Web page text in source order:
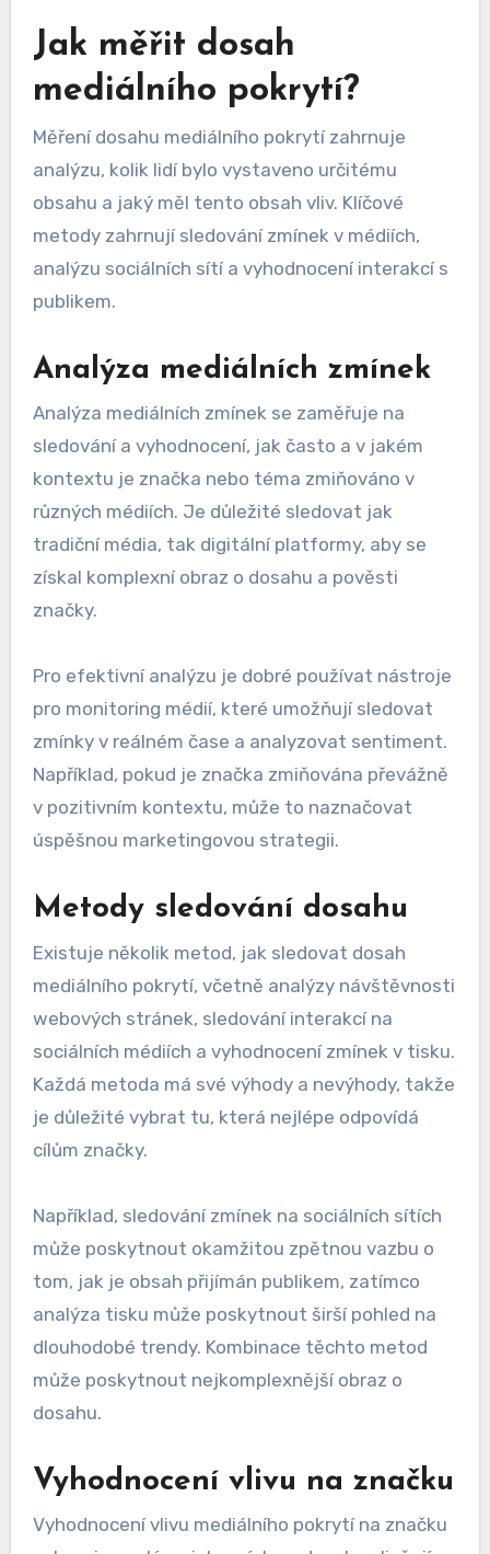
Jak měřit dosah
mediálního pokrytí?
Měření dosahu mediálního pokrytí zahrnuje
analýzu, kolik lidí bylo vystaveno určitému
obsahu a jaký měl tento obsah vliv. Klíčové
metody zahrnují sledování zmínek v médiích,
analýzu sociálních sítí a vyhodnocení interakcí s
publikem.
Analýza mediálních zmínek
Analýza mediálních zmínek se zaměřuje na
sledování a vyhodnocení, jak často a v jakém
kontextu je značka nebo téma zmiňováno v
různých médiích. Je důležité sledovat jak
tradiční média, tak digitální platformy, aby se
získal komplexní obraz o dosahu a pověsti
značky.
Pro efektivní analýzu je dobré používat nástroje
pro monitoring médií, které umožňují sledovat
zmínky v reálném čase a analyzovat sentiment.
Například, pokud je značka zmiňována převážně
v pozitivním kontextu, může to naznačovat
úspěšnou marketingovou strategii.
Metody sledování dosahu
Existuje několik metod, jak sledovat dosah
mediálního pokrytí, včetně analýzy návštěvnosti
webových stránek, sledování interakcí na
sociálních médiích a vyhodnocení zmínek v tisku.
Každá metoda má své výhody a nevýhody, takže
je důležité vybrat tu, která nejlépe odpovídá
cílům značky.
Například, sledování zmínek na sociálních sítích
může poskytnout okamžitou zpětnou vazbu o
tom, jak je obsah přijímán publikem, zatímco
analýza tisku může poskytnout širší pohled na
dlouhodobé trendy. Kombinace těchto metod
může poskytnout nejkomplexnější obraz o
dosahu.
Vyhodnocení vlivu na značku
Vyhodnocení vlivu mediálního pokrytí na značku